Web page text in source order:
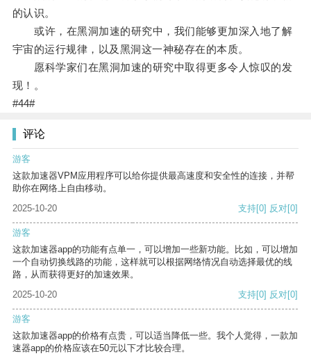
的认识。
或许，在黑洞加速的研究中，我们能够更加深入地了解
宇宙的运行规律，以及黑洞这一神秘存在的本质。
愿科学家们在黑洞加速的研究中取得更多令人惊叹的发
现！。
#44#
评论
游客
这款加速器VPM应用程序可以给你提供最高速度和安全性的连接，并帮
助你在网络上自由移动。
2025-10-20
支持[0] 反对[0]
游客
这款加速器app的功能有点单一，可以增加一些新功能。比如，可以增加
一个自动切换线路的功能，这样就可以根据网络情况自动选择最优的线
路，从而获得更好的加速效果。
2025-10-20
支持[0] 反对[0]
游客
这款加速器app的价格有点贵，可以适当降低一些。我个人觉得，一款加
速器app的价格应该在50元以下才比较合理。